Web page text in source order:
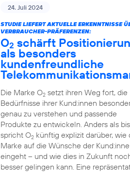
24. Juli 2024
STUDIE LIEFERT AKTUELLE ERKENNTNISSE
VERBRAUCHER-PRÄFERENZEN:
O2 schärft
als besonders
kundenfreundliche
Die Marke O2setzt ihren Weg fort, die
Bedürfnisse ihrer Kund:innen
genau zu verstehen und passende
Produkte zu entwickeln. Anders als
spricht O2künftig explizit darüber, wie
Marke auf die Wünsche der
eingeht – und wie dies in Zukunft
besser gelingen kann. Eine